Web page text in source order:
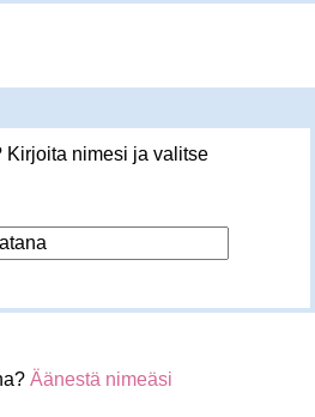
Kirjoita nimesi ja valitse
Äänestä nimeäsi